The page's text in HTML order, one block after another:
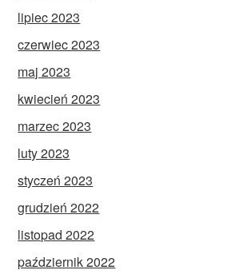
lipiec 2023
czerwiec 2023
maj 2023
kwiecień 2023
marzec 2023
luty 2023
styczeń 2023
grudzień 2022
listopad 2022
październik 2022